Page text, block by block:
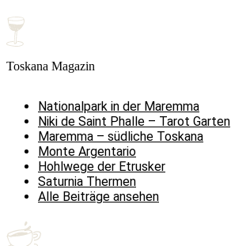
Toskana Magazin
Nationalpark in der Maremma
Niki de Saint Phalle – Tarot Garten
Maremma – südliche Toskana
Monte Argentario
Hohlwege der Etrusker
Saturnia Thermen
Alle Beiträge ansehen